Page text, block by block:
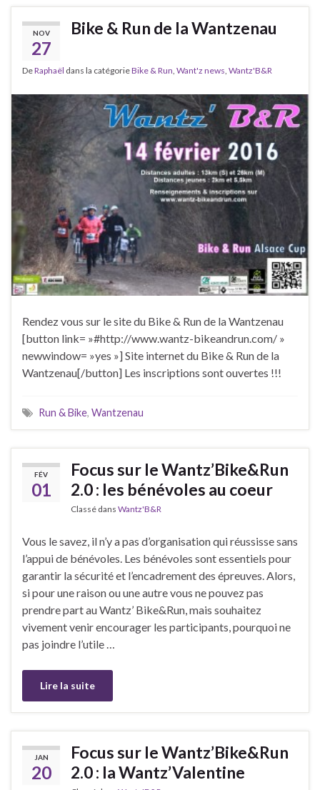
NOV
27
Bike & Run de la Wantzenau
DeRaphaël dans la catégorieBike & Run, Want'z news, Wantz'B&R
Rendez vous sur le site du Bike & Run de la Wantzenau
[button link= »#http://www.wantz-bikeandrun.com/ »
newwindow= »yes »] Site internet du Bike & Run de la
Wantzenau[/button] Les inscriptions sont ouvertes !!!
Run & Bike, Wantzenau
FÉV
01
Focus sur le Wantz’Bike&Run
2.0 : les bénévoles au coeur
Classé dans Wantz'B&R
Vous le savez, il n’y a pas d’organisation qui réussisse sans
l’appui de bénévoles. Les bénévoles sont essentiels pour
garantir la sécurité et l’encadrement des épreuves. Alors,
si pour une raison ou une autre vous ne pouvez pas
prendre part au Wantz’ Bike&Run, mais souhaitez
vivement venir encourager les participants, pourquoi ne
pas joindre l’utile …
Lire la suite
JAN
20
Focus sur le Wantz’Bike&Run
2.0 : la Wantz’Valentine